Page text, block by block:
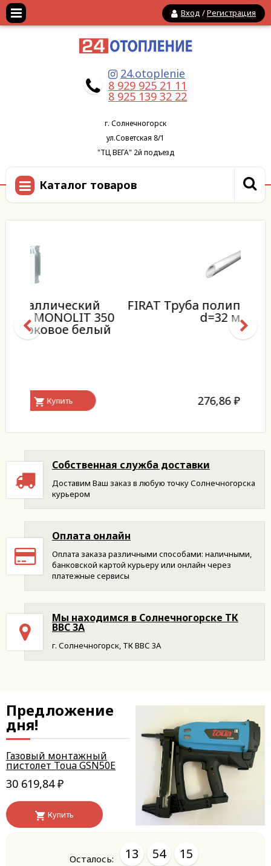
Вход /Регистрация
24.otoplenie
8 929 925 21 11
8 925 139 32 22
г. Солнечногорск
ул.Советская 8/1
"ТЦ ВЕГА" 2й подъезд
Каталог товаров
FIRAT Труба полипропиленовая
d=32 мм
Собственная служба доставки
Доставим Ваш заказ в любую точку Солнечногорска
курьером
Оплата онлайн
Оплата заказа различными способами: наличными,
банковской картой курьеру или онлайн через
платежные сервисы
Мы находимся в Солнечногорске ТК
ВВС 3А
г. Солнечногорск, ТК ВВС 3А
Предложение
дня!
Газовый монтажный
пистолет Toua GSN50E
30 619,84 ₽
Купить
Осталось: 13 54 14